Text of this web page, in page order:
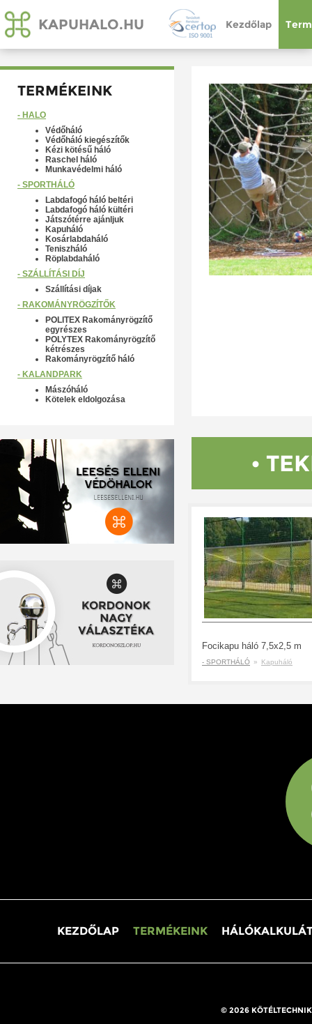
KAPUHALO.HU Kezdőlap
TERMÉKEINK
- HÁLÓ
Védőháló
Védőháló kiegészítők
Kézi kötésű háló
Raschel háló
Munkavédelmi háló
- SPORTHÁLÓ
Labdafogó háló beltéri
Labdafogó háló kültéri
Játszótérre ajánljuk
Kapuháló
Kosárlabdaháló
Teniszháló
Röplabdaháló
- SZÁLLÍTÁSI DÍJ
Szállítási díjak
- RAKOMÁNYRÖGZÍTŐK
POLITEX Rakományrögzítő
egyrészes
POLYTEX Rakományrögzítő
kétrészes
Rakományrögzítő háló
- KALANDPARK
Mászóháló
Kötelek eldolgozása
•
Focikapu háló 7,5x2,5 m
- SPORTHÁLÓ » Kapuháló
KEZDŐLAP TERMÉKEINK
© 2026